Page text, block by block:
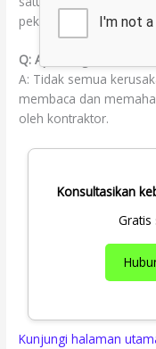
pekerjaan yang
Q: Apakah garansi
A: Tidak semua
membaca dan
oleh kontraktor.
Konsultasikan
Gratis
Kunjungi halaman